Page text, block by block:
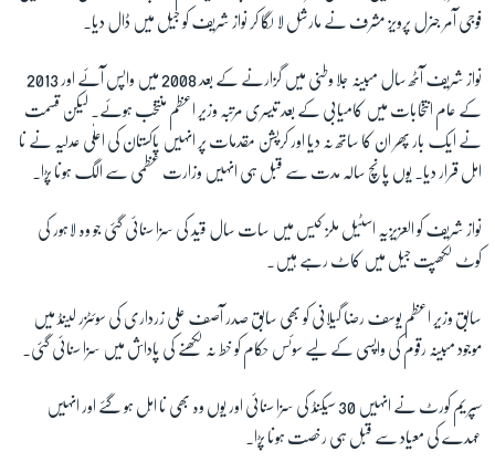
فوجی آمر جنرل پرویز مشرف نے مارشل لا لگا کر نواز شریف کو جیل میں ڈال دیا۔
نواز شریف آٹھ سال مبینہ جلا وطنی میں گزارنے کے بعد 2008 میں واپس آئے اور 2013
کے عام انتخابات میں کامیابی کے بعد تیسری مرتبہ وزیر اعظم منتخب ہوئے۔ لیکن قسمت
نے ایک بار پھر ان کا ساتھ نہ دیا اور کرپشن مقدمات پر انہیں پاکستان کی اعلٰی عدلیہ نے نا
اہل قرار دیا۔ یوں پانچ سالہ مدت سے قبل ہی انہیں وزارت عظمی سے الگ ہونا پڑا۔
نواز شریف کو العزیزیہ اسٹیل ملز کیس میں سات سال قید کی سزا سنائی گئی جو وہ لاہور کی
کوٹ لکھپت جیل میں کاٹ رہے ہیں۔
سابق وزیر اعظم یوسف رضا گیلانی کو بھی سابق صدر آصف علی زرداری کی سوئٹزر لینڈ میں
موجود مبینہ رقوم کی واپسی کے لیے سوئس حکام کو خط نہ لکھنے کی پاداش میں سزا سنائی گئی۔
سپریم کورٹ نے انہیں 30 سیکنڈ کی سزا سنائی اور یوں وہ بھی نا اہل ہو گئے اور انہیں
عہدے کی معیاد سے قبل ہی رخصت ہونا پڑا۔